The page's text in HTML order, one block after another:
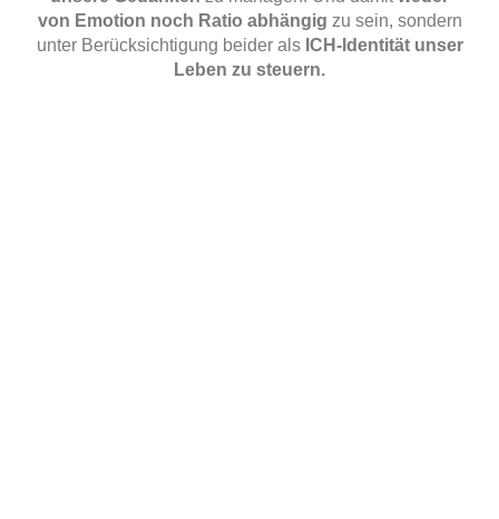
von Emotion noch Ratio abhängig zu sein, sondern
unter Berücksichtigung beider als ICH-Identität unser
Leben zu steuern.